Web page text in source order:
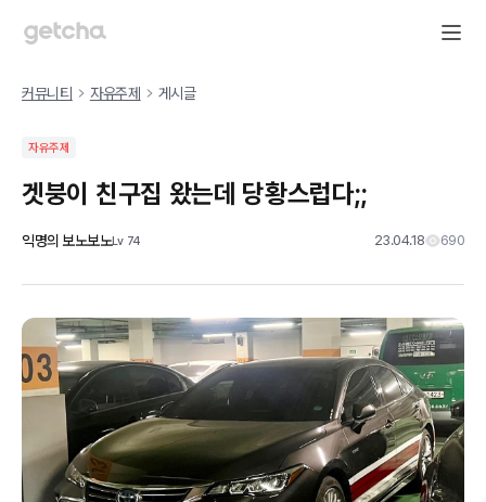
커뮤니티 자유주제 게시글
자유주제
겟붕이 친구집 왔는데 당황스럽다;;
익명의 보노보노Lv 74 23.04.18 690